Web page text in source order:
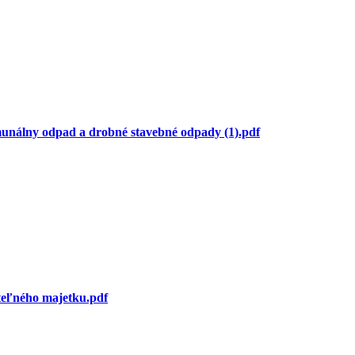
odpad a drobné stavebné odpady (1).pdf
majetku.pdf